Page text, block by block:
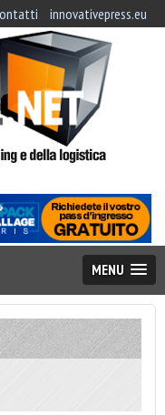
innovativepress.eu
MENU